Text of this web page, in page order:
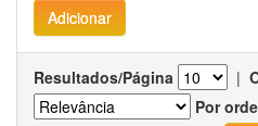
Resultados/Página |
Por